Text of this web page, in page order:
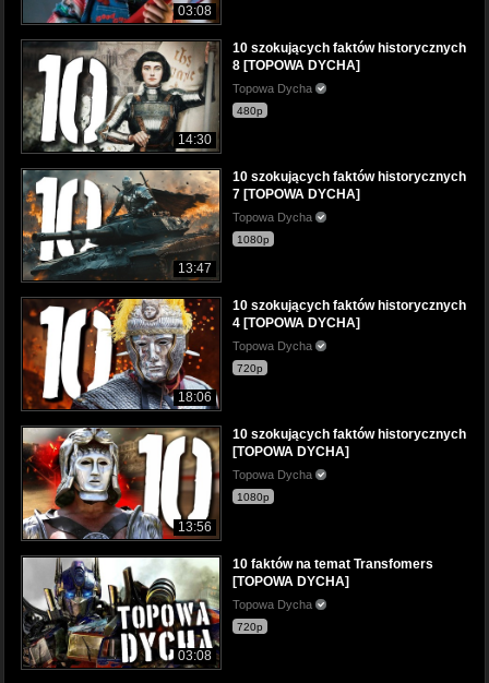
03:08
14:30
10 szokujących faktów historycznych
8 [TOPOWA DYCHA]
Topowa Dycha
480p
13:47
10 szokujących faktów historycznych
7 [TOPOWA DYCHA]
Topowa Dycha
1080p
18:06
10 szokujących faktów historycznych
4 [TOPOWA DYCHA]
Topowa Dycha
720p
13:56
10 szokujących faktów historycznych
[TOPOWA DYCHA]
Topowa Dycha
1080p
03:08
10 faktów na temat Transfomers
[TOPOWA DYCHA]
Topowa Dycha
720p